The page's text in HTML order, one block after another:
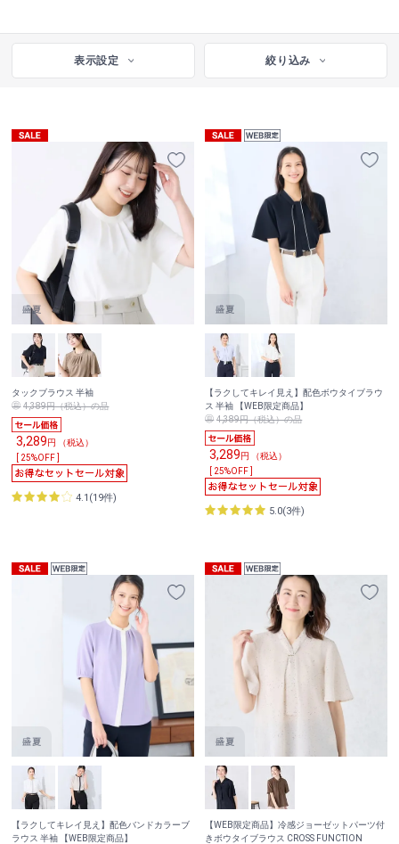
表示設定 絞り込み
タックブラウス 半袖
4,389円（税込）の品
3,289円 （税込）
[ 25%OFF ]
4.1(19件)
【ラクしてキレイ見え】配色ボウタイブラウ
ス 半袖 【WEB限定商品】
4,389円（税込）の品
3,289円 （税込）
[ 25%OFF ]
5.0(3件)
【ラクしてキレイ見え】配色バンドカラーブ
ラウス 半袖 【WEB限定商品】
【WEB限定商品】冷感ジョーゼットパーツ付
きボウタイブラウス CROSS FUNCTION